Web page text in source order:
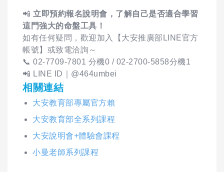
📲 立即預約報名說明會，了解自己是否適合學習
這門強大的命盤工具！
如有任何疑問，歡迎加入【大安推廣部LINE官方
帳號】或致電洽詢～
📞 02-7709-7801 分機0 / 02-2700-5858分機1
📲 LINE ID｜@464umbei
相關連結
大安教育部專屬官方賴
大安教育部全系列課程
大安說明會+體驗會課程
小曼老師系列課程